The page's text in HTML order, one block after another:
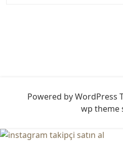
Powered by WordPress
wp theme